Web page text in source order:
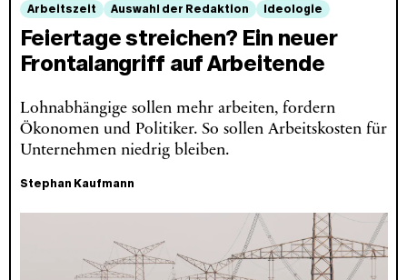
Arbeitszeit Auswahl der Redaktion Ideologie
Feiertage streichen? Ein neuer
Frontalangriff auf Arbeitende
Lohnabhängige sollen mehr arbeiten, fordern
Ökonomen und Politiker. So sollen Arbeitskosten für
Unternehmen niedrig bleiben.
Stephan Kaufmann